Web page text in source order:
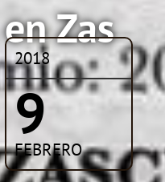
2018
9
FEBRERO
Zas